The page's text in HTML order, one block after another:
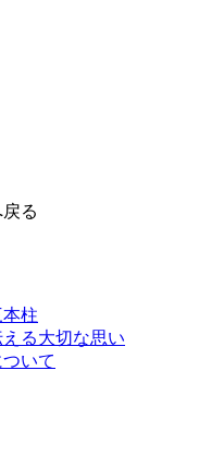
柱
る大切な思い
いて